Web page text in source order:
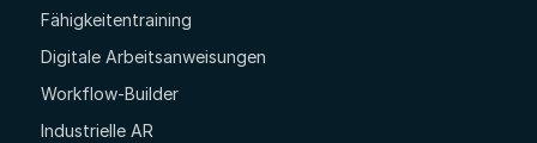
Fähigkeitentraining
Digitale Arbeitsanweisungen
Workflow-Builder
Industrielle AR